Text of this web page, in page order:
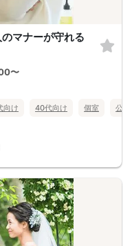
マナーが守れる
〜
向け 40代向け 個室 公